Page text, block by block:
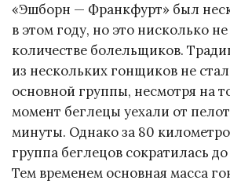
«Эшборн — Франкфурт» был
в этом году, но это нисколько
количестве болельщиков.
из нескольких гонщиков не
основной группы, несмотря на
момент беглецы уехали от
минуты. Однако за 80
группа беглецов сократилась до
Тем временем основная масса